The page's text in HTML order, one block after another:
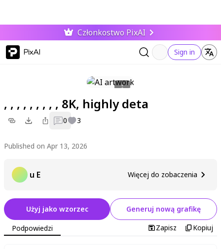
Członkostwo PixAI
PixAI Sign in
, , , , , , , , , 8K, highly deta
0 3
Published on Apr 13, 2026
u E Więcej do zobaczenia
Użyj jako wzorzec Generuj nową grafikę
Podpowiedzi Zapisz Kopiuj